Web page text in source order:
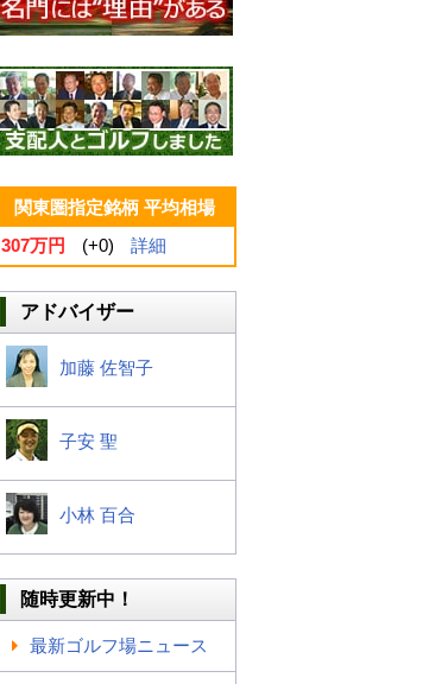
関東圏指定銘柄 平均相場
307万円
(+0) 詳細
アドバイザー
加藤 佐智子
子安 聖
小林 百合
随時更新中！
最新ゴルフ場ニュース